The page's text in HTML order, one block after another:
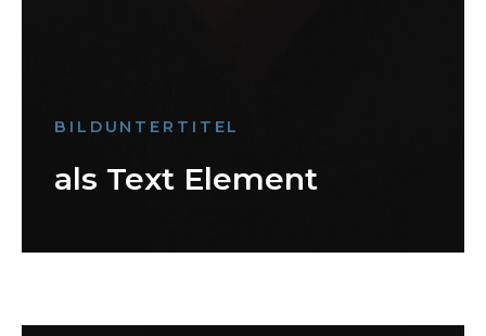
BILDUNTERTITEL
als Text Element